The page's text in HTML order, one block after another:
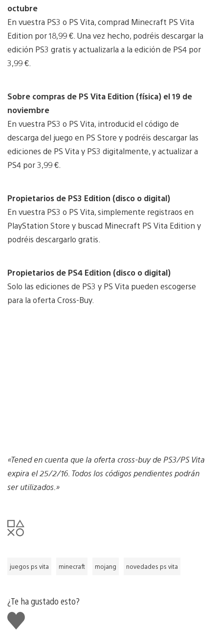
octubre
En vuestra PS3 o PS Vita, comprad Minecraft PS Vita
Edition por 18,99 €. Una vez hecho, podréis descargar la
edición PS3 gratis y actualizarla a la edición de PS4 por
3,99 €.
Sobre compras de PS Vita Edition (física) el 19 de
noviembre
En vuestra PS3 o PS Vita, introducid el código de
descarga del juego en PS Store y podréis descargar las
ediciones de PS Vita y PS3 digitalmente, y actualizar a
PS4 por 3,99 €.
Propietarios de PS3 Edition (disco o digital)
En vuestra PS3 o PS Vita, simplemente registraos en
PlayStation Store y buscad Minecraft PS Vita Edition y
podréis descargarlo gratis.
Propietarios de PS4 Edition (disco o digital)
Solo las ediciones de PS3 y PS Vita pueden escogerse
para la oferta Cross-Buy.
«Tened en cuenta que la oferta cross-buy de PS3/PS Vita
expira el 25/2/16. Todos los códigos pendientes podrán
ser utilizados.»
juegos ps vita minecraft mojang novedades ps vita
¿Te ha gustado esto?
Me
gusta